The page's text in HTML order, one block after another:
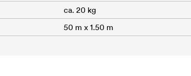
ca. 20 kg
50 m x 1.50 m